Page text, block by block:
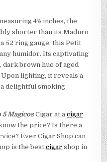
4½ inches, the
shorter than its Maduro
52 ring gauge, this Petit
humidor. Its captivating
brown hue of aged
lighting, it reveals a
delightful smoking
5 MagicosCigar at acigar
the price? Is there a
Ever Cigar Shop can
is the bestcigar shop in